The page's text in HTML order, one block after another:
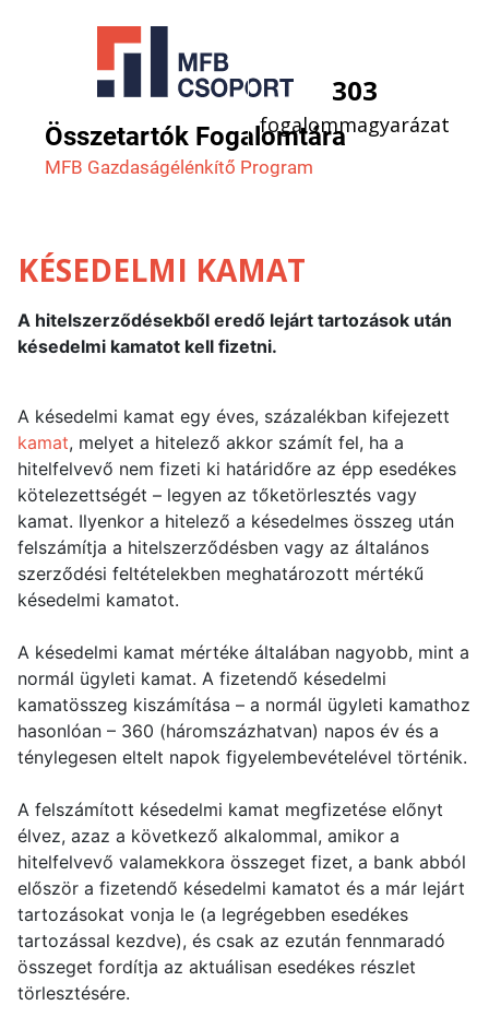
Összetartók Fogalomtára
MFB Gazdaság­élénkítő Program
303
fogalommagyarázat
KÉSEDELMI KAMAT
A hitelszerződésekből eredő lejárt tartozások után
késedelmi kamatot kell fizetni.
A késedelmi kamat egy éves, százalékban kifejezett
kamat, melyet a hitelező akkor számít fel, ha a
hitelfelvevő nem fizeti ki határidőre az épp esedékes
kötelezettségét – legyen az tőketörlesztés vagy
kamat. Ilyenkor a hitelező a késedelmes összeg után
felszámítja a hitelszerződésben vagy az általános
szerződési feltételekben meghatározott mértékű
késedelmi kamatot.
A késedelmi kamat mértéke általában nagyobb, mint a
normál ügyleti kamat. A fizetendő késedelmi
kamatösszeg kiszámítása – a normál ügyleti kamathoz
hasonlóan – 360 (háromszázhatvan) napos év és a
ténylegesen eltelt napok figyelembevételével történik.
A felszámított késedelmi kamat megfizetése előnyt
élvez, azaz a következő alkalommal, amikor a
hitelfelvevő valamekkora összeget fizet, a bank abból
először a fizetendő késedelmi kamatot és a már lejárt
tartozásokat vonja le (a legrégebben esedékes
tartozással kezdve), és csak az ezután fennmaradó
összeget fordítja az aktuálisan esedékes részlet
törlesztésére.